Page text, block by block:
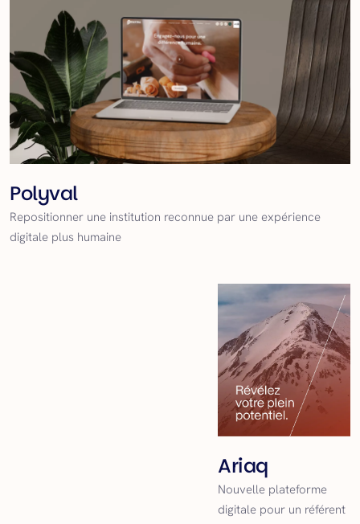
Polyval
Repositionner une institution reconnue par une expérience
digitale plus humaine
Ariaq
Nouvelle plateforme
digitale pour un référent